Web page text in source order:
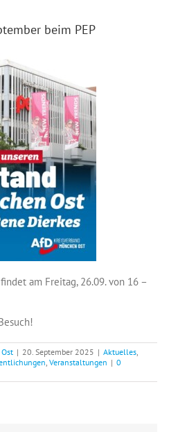
beim PEP
am Freitag, 26.09. von 16 –
| 20. September 2025 | Aktuelles
Veranstaltungen | 0